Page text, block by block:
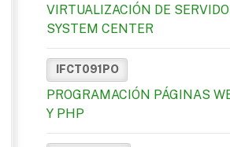
VIRTUALIZACIÓN DE
SYSTEM CENTER
IFCT091PO
PROGRAMACIÓN PÁGINAS
Y PHP